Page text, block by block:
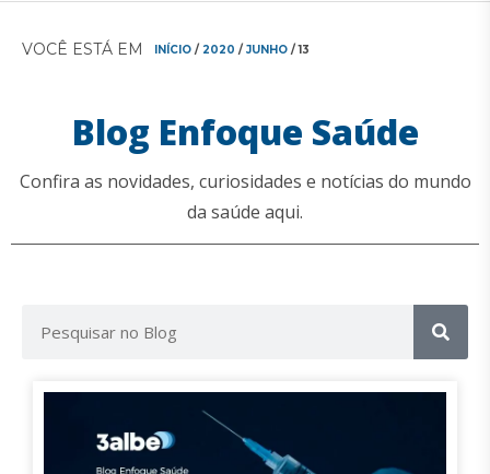
VOCÊ ESTÁ EM INÍCIO / 2020 / JUNHO / 13
Blog Enfoque Saúde
Confira as novidades, curiosidades e notícias do mundo
da saúde aqui.